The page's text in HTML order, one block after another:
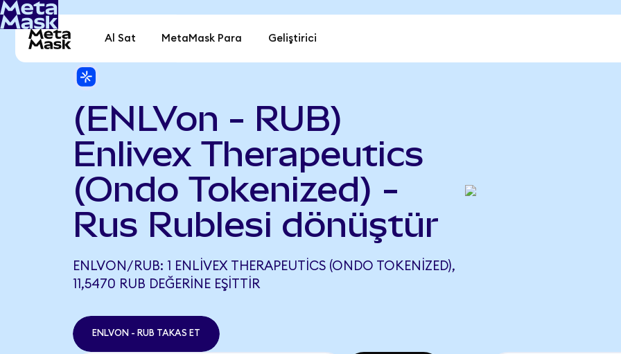
Al Sat MetaMask Para Geliştirici
(ENLVon - RUB)
Enlivex Therapeutics
(Ondo Tokenized) -
Rus Rublesi dönüştür
ENLVON/RUB: 1 ENLIVEX THERAPEUTICS (ONDO TOKENIZED),
11,5470 RUB DEĞERINE EŞITTIR
ENLVON - RUB TAKAS ET